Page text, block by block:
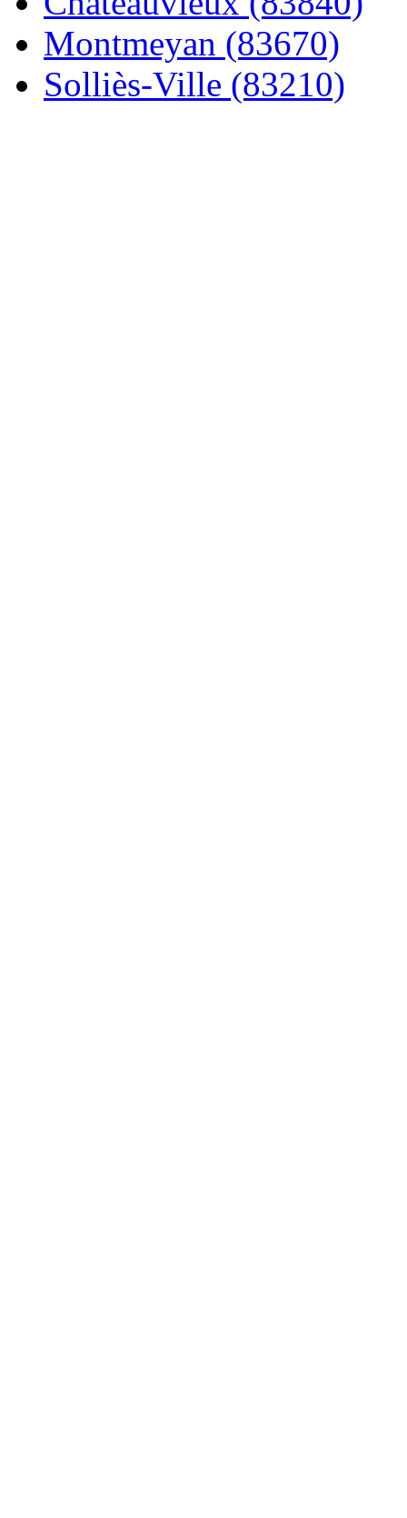
Montmeyan (83670)
Solliès-Ville (83210)